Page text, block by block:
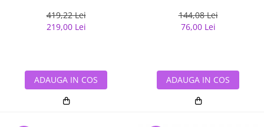
419,22 Lei
219,00 Lei
ADAUGA IN COS
144,08 Lei
76,00 Lei
ADAUGA IN COS